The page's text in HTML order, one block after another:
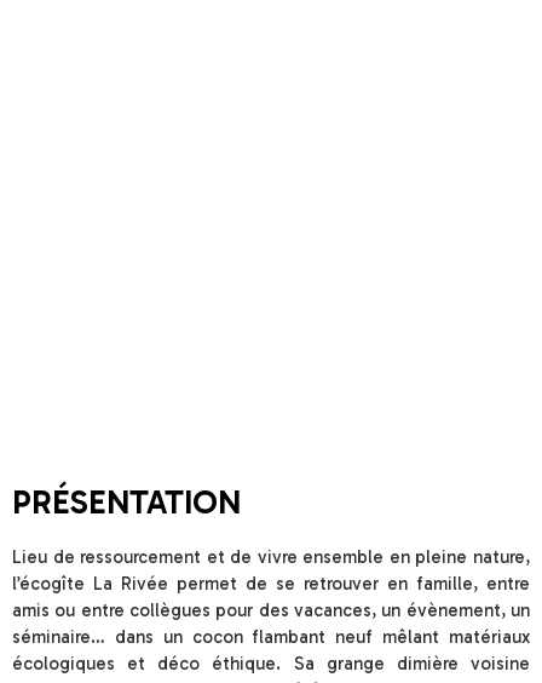
PRÉSENTATION
Lieu de ressourcement et de vivre ensemble en pleine nature,
l’écogîte La Rivée permet de se retrouver en famille, entre
amis ou entre collègues pour des vacances, un évènement, un
séminaire… dans un cocon flambant neuf mêlant matériaux
écologiques et déco éthique. Sa grange dimière voisine